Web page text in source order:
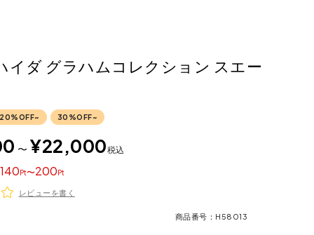
イダ グラハムコレクション スエー
20%OFF~ 30%OFF~
〜 ¥22,000税込
140 〜200
レビューを書く
商品番号 H58013